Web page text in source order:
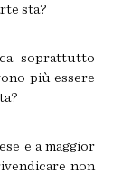
sta?
soprattutto
più essere
e a maggior
non